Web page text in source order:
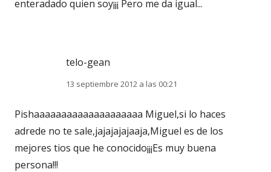
enteradado quien soy¡¡¡ Pero me da igual...
telo-gean
13 septiembre 2012 a las 00:21
Pishaaaaaaaaaaaaaaaaaaaa Miguel,si lo haces
adrede no te sale,jajajajajaaja,Miguel es de los
mejores tios que he conocido¡¡¡Es muy buena
persona!!!